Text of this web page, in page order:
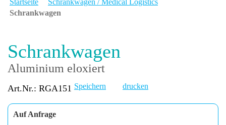
Schrankwagen
Schrankwagen
Aluminium eloxiert
Art.Nr.: RGA151 Speichern drucken
Auf Anfrage